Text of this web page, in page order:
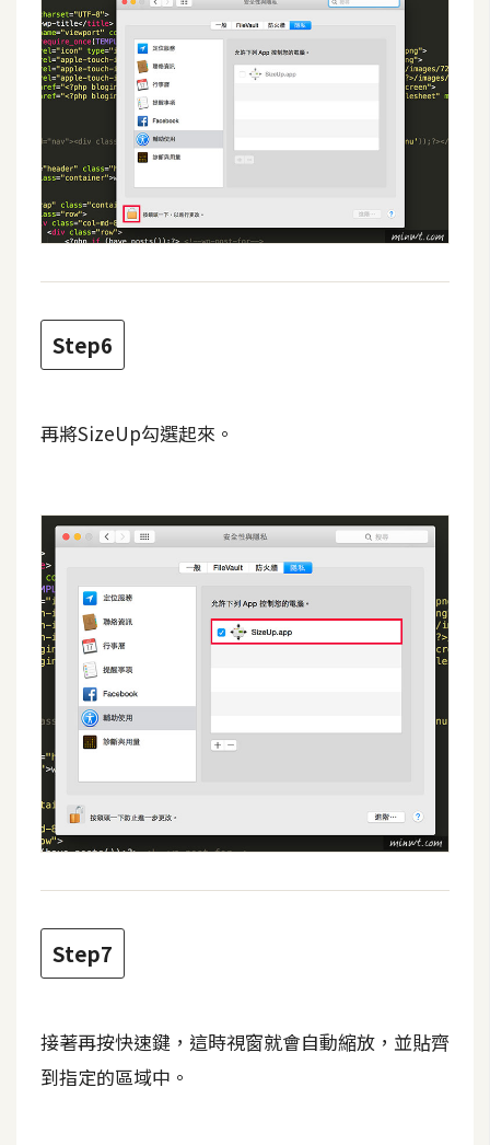
工
具
空
間
網
頁
設
前
H
T
M
L
/
C
J
a
v
a
r
i
U
Step6
再將SizeUp勾選起來。
Step7
接著再按快速鍵，這時視窗就會自動縮放，並貼齊
到指定的區域中。